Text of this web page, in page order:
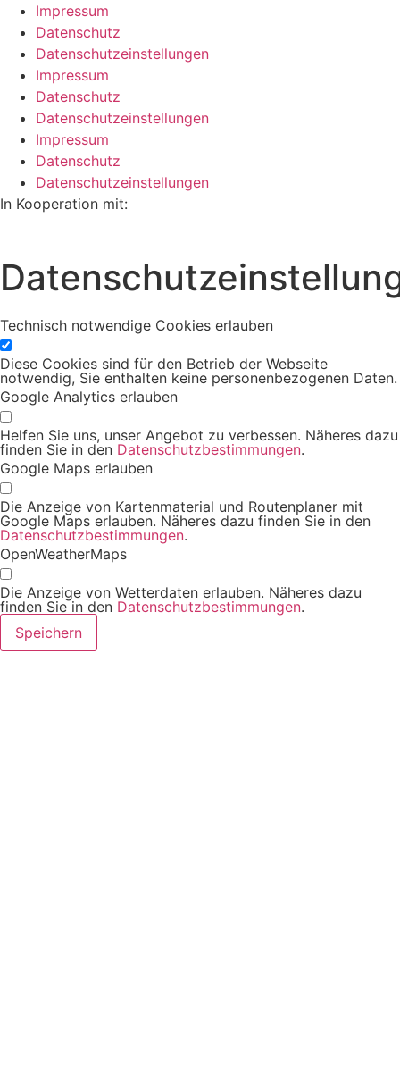
Impressum
Datenschutz
Datenschutzeinstellungen
Impressum
Datenschutz
Datenschutzeinstellungen
Impressum
Datenschutz
Datenschutzeinstellungen
In Kooperation mit:
Technisch notwendige Cookies erlauben
Diese Cookies sind für den Betrieb der Webseite
notwendig, Sie enthalten keine personenbezogenen Daten.
Google Analytics erlauben
Helfen Sie uns, unser Angebot zu verbessen. Näheres dazu
finden Sie in den Datenschutzbestimmungen.
Google Maps erlauben
Die Anzeige von Kartenmaterial und Routenplaner mit
Google Maps erlauben. Näheres dazu finden Sie in den
Datenschutzbestimmungen.
OpenWeatherMaps
Die Anzeige von Wetterdaten erlauben. Näheres dazu
finden Sie in den Datenschutzbestimmungen.
Speichern